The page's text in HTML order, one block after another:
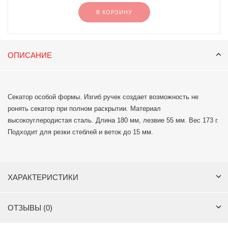
В КОРЗИНУ
ОПИСАНИЕ
Секатор особой формы. Изгиб ручек создает возможность не
ронять секатор при полном раскрытии. Материал
высокоуглеродистая сталь. Длина 180 мм, лезвие 55 мм. Вес 173 г.
Подходит для резки стеблей и веток до 15 мм.
ХАРАКТЕРИСТИКИ
ОТЗЫВЫ (0)